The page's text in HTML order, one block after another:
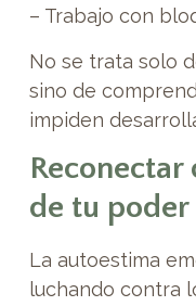
– Trabajo con
No se trata solo
sino de
impiden
de tu
La autoestima
luchando contra